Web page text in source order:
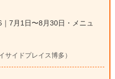
7月1日〜8月30日・メニュ
イドプレイス博多）